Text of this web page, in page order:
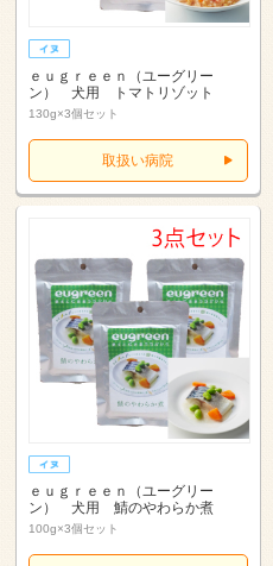
ｅｕｇｒｅｅｎ（ユーグリー
ン） 犬用 トマトリゾット
130g×3個セット
取扱い病院
ｅｕｇｒｅｅｎ（ユーグリー
ン） 犬用 鯖のやわらか煮
100g×3個セット